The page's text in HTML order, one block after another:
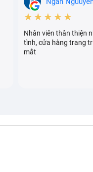
★★★★★
Nhân viên thân thiện
tình, cửa hàng trang
mắt